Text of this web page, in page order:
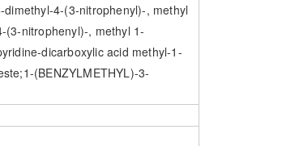
dimethyl-4-(3-nitrophenyl)-, methyl
(3-nitrophenyl)-, methyl 1-
dicarboxylic acid methyl-1-
(BENZYLMETHYL)-3-